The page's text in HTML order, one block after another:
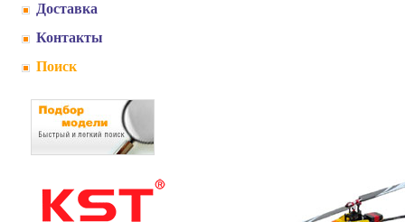
Доставка
Контакты
Поиск